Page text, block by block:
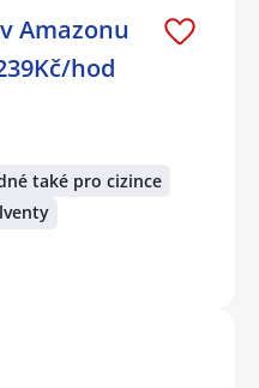
Amazonu
hod
také pro cizince